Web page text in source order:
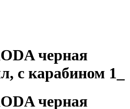
черная
с карабином 1_
черная